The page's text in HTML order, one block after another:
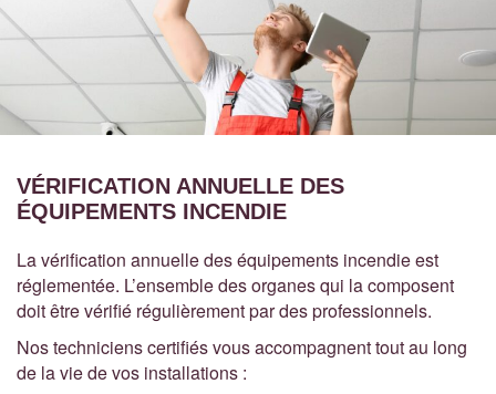
VÉRIFICATION ANNUELLE DES
ÉQUIPEMENTS INCENDIE
La vérification annuelle des équipements incendie est
réglementée. L’ensemble des organes qui la composent
doit être vérifié régulièrement par des professionnels.
Nos techniciens certifiés vous accompagnent tout au long
de la vie de vos installations :